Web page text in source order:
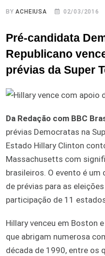
BYACHEIUSA 02/03/2016
Pré-candidata
Republicano
prévias da Super
Da Redação com BBC
prévias Democratas na
Estado Hillary Clinton
Massachusetts com
brasileiros. O evento é
de prévias para as
participação de 11
Hillary venceu em Boston
que abrigam numerosa
década de 1990, entre os